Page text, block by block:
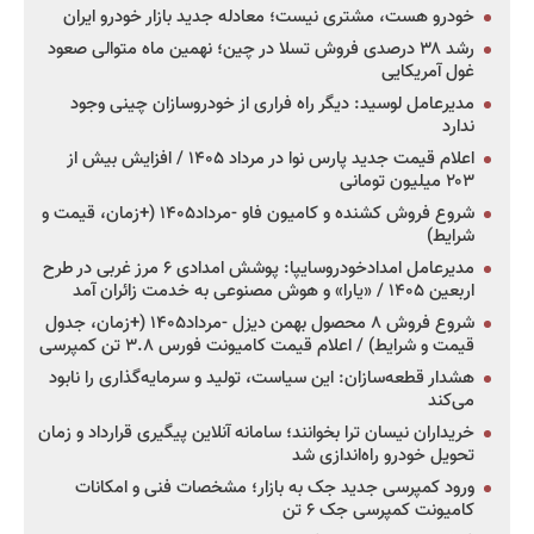
خودرو هست، مشتری نیست؛ معادله جدید بازار خودرو ایران
رشد ۳۸ درصدی فروش تسلا در چین؛ نهمین ماه متوالی صعود
غول آمریکایی
مدیرعامل لوسید: دیگر راه فراری از خودروسازان چینی وجود
ندارد
اعلام قیمت جدید پارس نوا در مرداد ۱۴۰۵ / افزایش بیش از
۲۰۳ میلیون تومانی
شروع فروش کشنده و کامیون فاو -مرداد۱۴۰۵ (+زمان، قیمت و
شرایط)
مدیرعامل امدادخودروسایپا: پوشش امدادی ۶ مرز غربی در طرح
اربعین ۱۴۰۵ / «یارا» و هوش مصنوعی به خدمت زائران آمد
شروع فروش ۸ محصول بهمن دیزل -مرداد۱۴۰۵ (+زمان، جدول
قیمت و شرایط) / اعلام قیمت کامیونت فورس ۳.۸ تن کمپرسی
هشدار قطعه‌سازان: این سیاست، تولید و سرمایه‌گذاری را نابود
می‌کند
خریداران نیسان ترا بخوانند؛ سامانه آنلاین پیگیری قرارداد و زمان
تحویل خودرو راه‌اندازی شد
ورود کمپرسی جدید جک به بازار؛ مشخصات فنی و امکانات
کامیونت کمپرسی جک ۶ تن